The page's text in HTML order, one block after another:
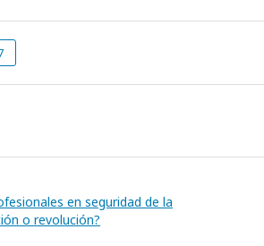
en seguridad de la
o revolución?